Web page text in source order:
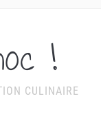
!
CULINAIRE